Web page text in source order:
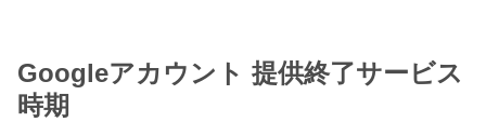
Googleアカウント 提供終了サービス
時期